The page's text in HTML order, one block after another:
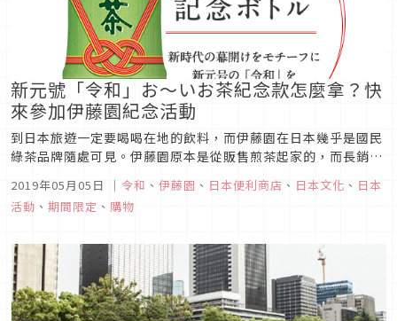
新元號「令和」お～いお茶紀念款怎麼拿？快
來參加伊藤園紀念活動
到日本旅遊一定要喝喝在地的飲料，而伊藤園在日本幾乎是國民
綠茶品牌隨處可見。伊藤園原本是從販售煎茶起家的，而長銷商
品お～いお茶（Oi Ocha）在平成元年二月一日（1989年）更名
後正式誕生，長銷30年後，現在已經是日本的國民飲料。這次要
介紹的是可以得到日本新元號「令和」包裝的お～いお茶紀念活
2019年05月05日 ｜ 令和 、 伊藤園 、 日本便利商店 、 日本文化 、 日本
活動 、 期間限定 、 購物